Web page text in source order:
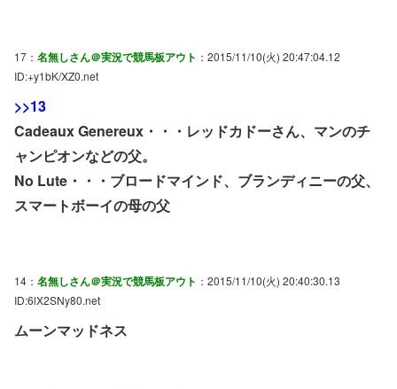
17： 名無しさん＠実況で競馬板アウト ：2015/11/10(火) 20:47:04.12
ID:+y1bK/XZ0.net
>>13
Cadeaux Genereux・・・レッドカドーさん、マンのチ
ャンピオンなどの父。
No Lute・・・ブロードマインド、ブランディニーの父、
スマートボーイの母の父
14： 名無しさん＠実況で競馬板アウト ：2015/11/10(火) 20:40:30.13
ID:6lX2SNy80.net
ムーンマッドネス